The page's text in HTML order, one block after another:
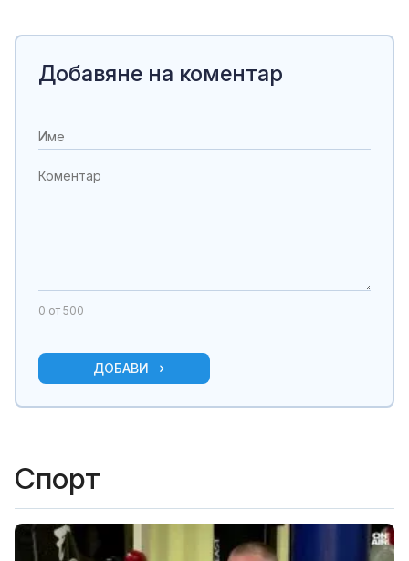
Добавяне на коментар
0 от 500
ДОБАВИ
Спорт